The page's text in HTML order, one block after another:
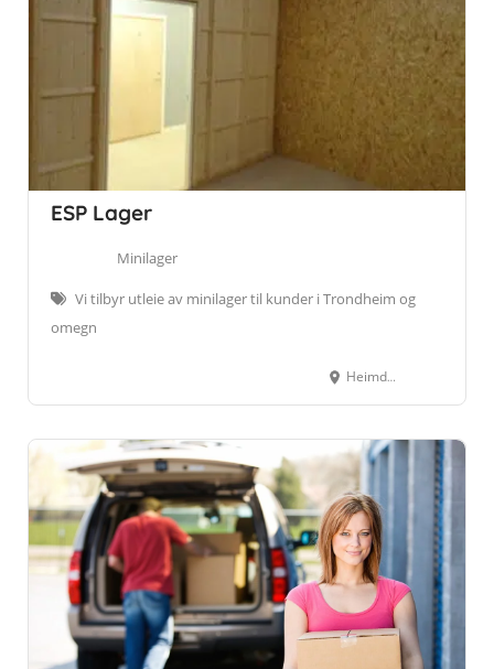
ESP Lager
Minilager
Vi tilbyr utleie av minilager til kunder i Trondheim og
omegn
Heimdalsvegen 157, 7083 LEINSTRAND